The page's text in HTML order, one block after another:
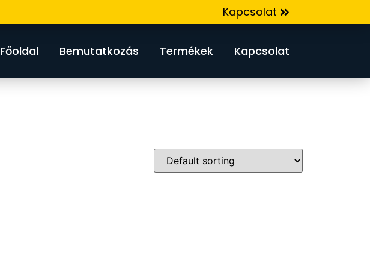
Kapcsolat
Főoldal Bemutatkozás Termékek Kapcsolat